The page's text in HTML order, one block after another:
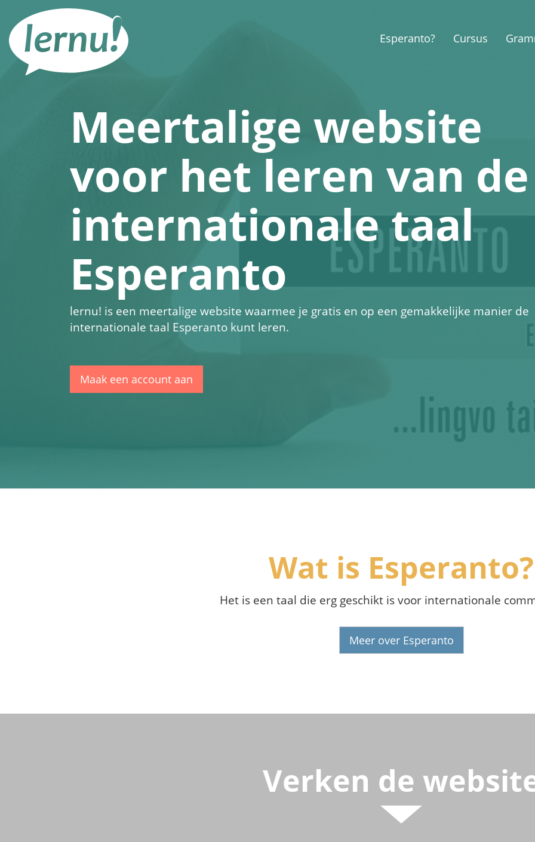
inhoud
Esperanto? Cursus
Meertalige website
voor het leren van de
internationale taal
Esperanto
lernu! is een meertalige website waarmee je gratis en op een gemakkelijke manier de
internationale taal Esperanto kunt leren.
Maak een account aan
Wat is Esperanto?
Het is een taal die erg geschikt is voor internationale
Meer over Esperanto
Verken de